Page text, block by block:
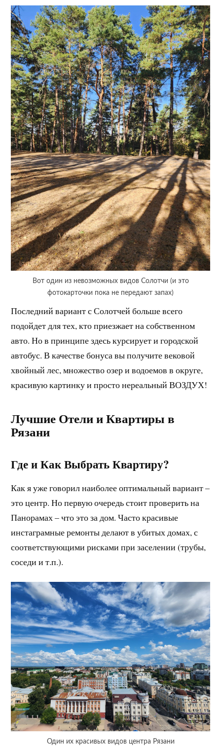
Вот один из невозможных видов Солотчи (и это
фотокарточки пока не передают запах)
Последний вариант с Солотчей больше всего
подойдет для тех, кто приезжает на собственном
авто. Но в принципе здесь курсирует и городской
автобус. В качестве бонуса вы получите вековой
хвойный лес, множество озер и водоемов в округе,
красивую картинку и просто нереальный ВОЗДУХ!
Лучшие Отели и Квартиры в
Рязани
Где и Как Выбрать Квартиру?
Как я уже говорил наиболее оптимальный вариант –
это центр. Но первую очередь стоит проверить на
Панорамах – что это за дом. Часто красивые
инстаграмные ремонты делают в убитых домах, с
соответствующими рисками при заселении (трубы,
соседи и т.п.).
Один их красивых видов центра Рязани